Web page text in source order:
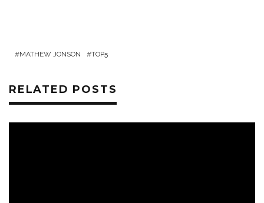
MATHEW JONSON TOP5
RELATED POSTS